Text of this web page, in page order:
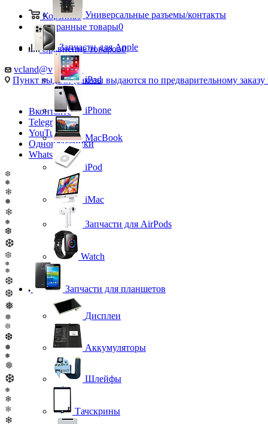
Корзина0
Избранные товары0
Сравнение товаров0
vcland@vcland.ru
Пункт выдачи (заказы выдаются по предварительному заказу
Вконтакте
Telegram
YouTube
Одноклассники
WhatsApp
❆
❅
❄
❅
❄
❅
❆
❆
❆
❅
❅
❆
❆
❅
❅
❆
❆
❅
❅
❅
❆
❅
❄
❄
❄
Универсальные разъемы/контакты
Запчасти для Apple
iPad
iPhone
MacBook
iPod
iMac
Запчасти для AirPods
Watch
Запчасти для планшетов
Дисплеи
Аккумуляторы
Шлейфы
Тачскрины